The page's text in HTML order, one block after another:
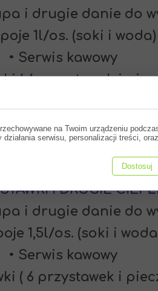
i drugie danie do
1l/os. (soki i woda)
• Serwis kawowy
( 6 przystawek i
(jeśli 18 ste
Cena od 170zł/os.
I DRUGIE
i drugie danie do
1,5l/os. (soki i
• Serwis kawowy
( 6 przystawek i
na Twoim urządzeniu
serwisu, personalizacji treści,
Dostosuj